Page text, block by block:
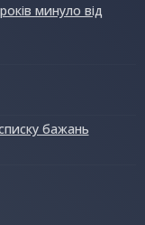
минуло від
бажань